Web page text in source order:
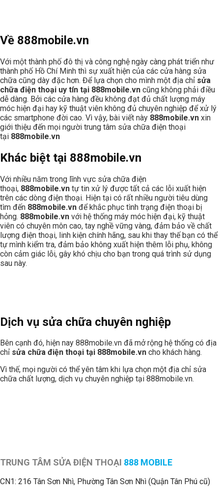
Về 888mobile.vn
Với một thành phố đô thị và công nghệ ngày càng phát triển như
thành phố Hồ Chí Minh thì sự xuất hiện của các cửa hàng sửa
chữa cũng dày đặc hơn. Để lựa chọn cho mình một địa chỉ sửa
chữa điện thoại uy tín tại 888mobile.vn cũng không phải điều
dễ dàng. Bởi các cửa hàng đều không đạt đủ chất lượng máy
móc hiện đại hay kỹ thuật viên không đủ chuyên nghiệp để xử lý
các smartphone đời cao. Vì vậy, bài viết này 888mobile.vn xin
giới thiệu đến mọi người trung tâm sửa chữa điện thoại
tại 888mobile.vn
Khác biệt tại 888mobile.vn
Với nhiều năm trong lĩnh vực sửa chữa điện
thoại, 888mobile.vn tự tin xử lý được tất cả các lỗi xuất hiện
trên các dòng điện thoại. Hiện tại có rất nhiều người tiêu dùng
tìm đến 888mobile.vn để khắc phục tình trạng điện thoại bị
hỏng. 888mobile.vn với hệ thống máy móc hiện đại, kỹ thuật
viên có chuyên môn cao, tay nghề vững vàng, đảm bảo về chất
lượng điện thoại, linh kiện chính hãng, sau khi thay thế bạn có thể
tự mình kiểm tra, đảm bảo không xuất hiện thêm lỗi phụ, không
còn cảm giác lỗi, gây khó chịu cho bạn trong quá trình sử dụng
sau này.
Dịch vụ sửa chữa chuyên nghiệp
Bên cạnh đó, hiện nay 888mobile.vn đã mở rộng hệ thống có địa
chỉ sửa chữa điện thoại tại 888mobile.vn cho khách hàng.
Vì thế, mọi người có thể yên tâm khi lựa chọn một địa chỉ sửa
chữa chất lượng, dịch vụ chuyên nghiệp tại 888mobile.vn.
TRUNG TÂM SỬA ĐIỆN THOẠI 888 MOBILE
CN1: 216 Tân Sơn Nhì, Phường Tân Sơn Nhì (Quận Tân Phú cũ)